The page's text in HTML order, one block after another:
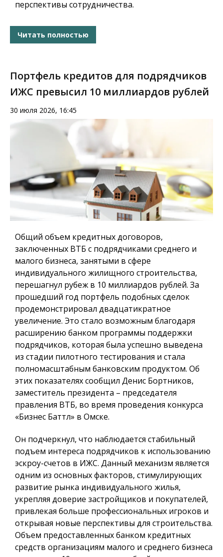
перспективы сотрудничества.
Читать полностью
Портфель кредитов для подрядчиков
ИЖС превысил 10 миллиардов рублей
30 июля 2026, 16:45
Общий объем кредитных договоров,
заключенных ВТБ с подрядчиками среднего и
малого бизнеса, занятыми в сфере
индивидуального жилищного строительства,
перешагнул рубеж в 10 миллиардов рублей. За
прошедший год портфель подобных сделок
продемонстрировал двадцатикратное
увеличение. Это стало возможным благодаря
расширению банком программы поддержки
подрядчиков, которая была успешно выведена
из стадии пилотного тестирования и стала
полномасштабным банковским продуктом. Об
этих показателях сообщил Денис Бортников,
заместитель президента – председателя
правления ВТБ, во время проведения конкурса
«Бизнес Баттл» в Омске.
Он подчеркнул, что наблюдается стабильный
подъем интереса подрядчиков к использованию
эскроу-счетов в ИЖС. Данный механизм является
одним из основных факторов, стимулирующих
развитие рынка индивидуального жилья,
укрепляя доверие застройщиков и покупателей,
привлекая больше профессиональных игроков и
открывая новые перспективы для строительства.
Объем предоставленных банком кредитных
средств организациям малого и среднего бизнеса